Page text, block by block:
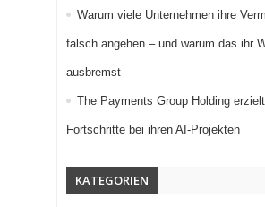
Warum viele Unternehmen ihre
falsch angehen – und warum das ihr
ausbremst
The Payments Group Holding
Fortschritte bei ihren AI-Projekten
KATEGORIEN